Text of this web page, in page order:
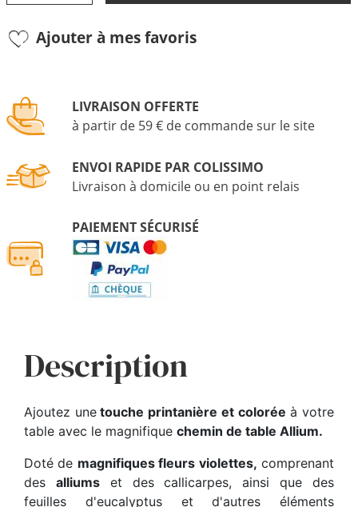
Ajouter à mes favoris
LIVRAISON OFFERTE
à partir de 59 € de commande sur le site
ENVOI RAPIDE PAR COLISSIMO
Livraison à domicile ou en point relais
PAIEMENT SÉCURISÉ
Description
Ajoutez unetouche printanière et colorée à votre
table avec le magnifique chemin de table Allium.
Doté de magnifiques fleurs violettes, comprenant
des alliumset des callicarpes, ainsi que des
feuilles d'eucalyptus et d'autres éléments